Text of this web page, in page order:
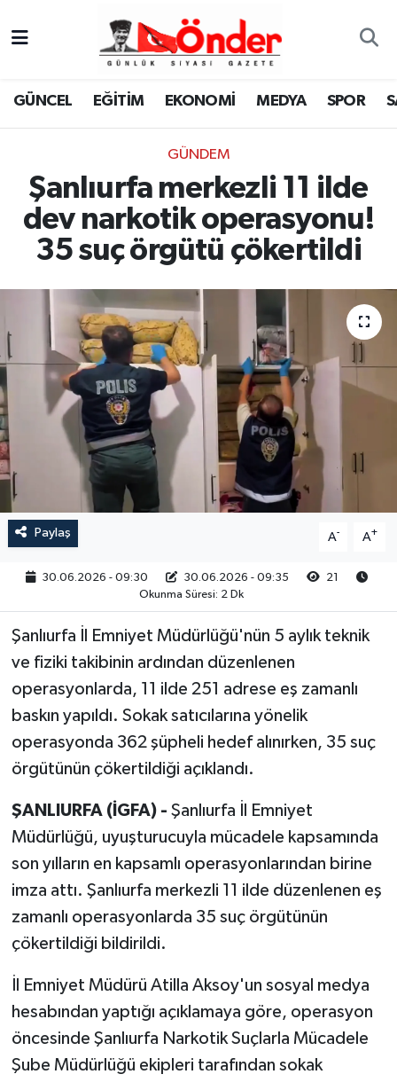
GÜNCEL EĞİTİM EKONOMİ MEDYA SPOR
GÜNDEM
Şanlıurfa merkezli 11 ilde
dev narkotik operasyonu!
35 suç örgütü çökertildi
Paylaş A- A+
30.06.2026 - 09:30 30.06.2026 - 09:35
21
Okunma Süresi: 2 Dk
Şanlıurfa İl Emniyet Müdürlüğü'nün 5 aylık teknik
ve fiziki takibinin ardından düzenlenen
operasyonlarda, 11 ilde 251 adrese eş zamanlı
baskın yapıldı. Sokak satıcılarına yönelik
operasyonda 362 şüpheli hedef alınırken, 35 suç
örgütünün çökertildiği açıklandı.
ŞANLIURFA (İGFA) - Şanlıurfa İl Emniyet
Müdürlüğü, uyuşturucuyla mücadele kapsamında
son yılların en kapsamlı operasyonlarından birine
imza attı. Şanlıurfa merkezli 11 ilde düzenlenen eş
zamanlı operasyonlarda 35 suç örgütünün
çökertildiği bildirildi.
İl Emniyet Müdürü Atilla Aksoy'un sosyal medya
hesabından yaptığı açıklamaya göre, operasyon
öncesinde Şanlıurfa Narkotik Suçlarla Mücadele
Şube Müdürlüğü ekipleri tarafından sokak
GÜNCEL
MEDYA
SPOR
SAĞLIK
KÜLTÜR-SANAT
YAŞAM
RESMİ İLAN
Zonguldak Nöbetçi Eczaneler
Zonguldak Namaz Vakitleri
Zonguldak Trafik Yoğunluk Haritası
TFF 3.Lig 4.Grup Puan Durumu ve Fikstür
Tüm Manşetler
Son Dakika Haberleri
Haber Arşivi